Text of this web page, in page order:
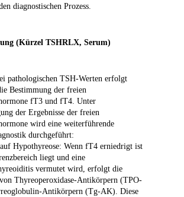
diagnostischen Prozess.
(Kürzel TSHRLX, Serum)
pathologischen TSH-Werten erfolgt
Bestimmung der freien
fT3 und fT4. Unter
der Ergebnisse der freien
wird eine weiterführende
durchgeführt:
Hypothyreose: Wenn fT4 erniedrigt ist
liegt und eine
vermutet wird, erfolgt die
Thyreoperoxidase-Antikörpern (TPO-
Antikörpern (Tg-AK). Diese